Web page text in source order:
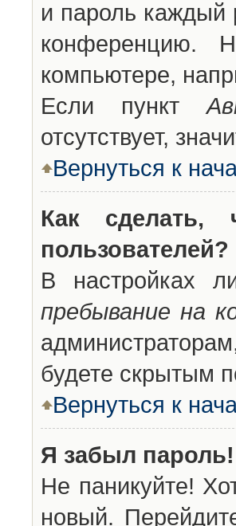
и пароль каждый
конференцию.
компьютере,
Если пункт
отсутствует,
Вернуться к
Как
пользователей?
В настройках
пребывание на
будете скрытым
Вернуться к
Я забыл пароль!
Не паникуйте!
новый.